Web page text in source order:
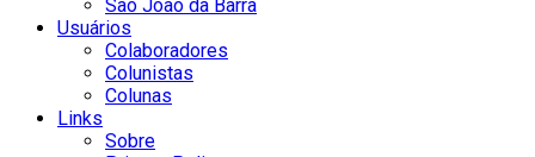
São João da Barra
Usuários
Colaboradores
Colunistas
Colunas
Links
Sobre